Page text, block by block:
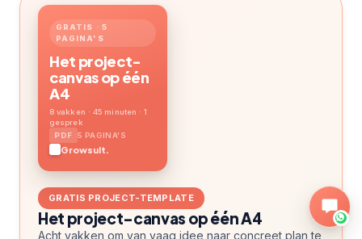
GRATIS · 5
PAGINA'S
Het project-
canvas op één
A4
8 vakken · 45 minuten · 1
gesprek
5 PAGINA'S
Growsult.
GRATIS PROJECT-TEMPLATE
Het project-canvas op één A4
Acht vakken om van vaag idee naar concreet plan te